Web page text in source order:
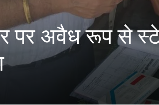
पर अवैध रूप से